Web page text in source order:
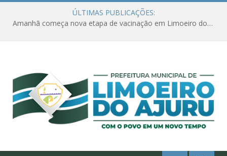
ÚLTIMAS PUBLICAÇÕES:
Amanhã começa nova etapa de vacinação em Limoeiro do Ajuru para idosos com 65 ou mais